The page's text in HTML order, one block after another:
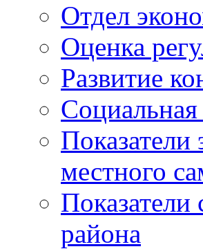
Отдел
Оценка
Развитие
Показатели
местного
Показатели
района